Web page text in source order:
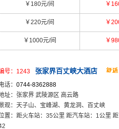
￥180元/间 ￥
￥220元/间 ￥
￥1000元/间 ￥
号：1243 张家界百丈峡大酒店
话： 0744-8362888
址：张家界 武陵源区 高云路
观：天子山、宝峰湖、黄龙洞、百丈峡
置：距火车站：35公里 距汽车站：1公里